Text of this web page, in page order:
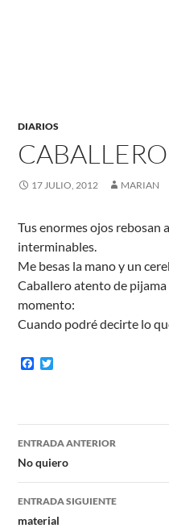
DIARIOS
CABALLERO
17 JULIO, 2012 MARIAN
Tus enormes ojos rebosan
interminables.
Me besas la mano y un
Caballero atento de
momento:
Cuando podré decirte lo
F
o
o
e
r
Navegación
de
entradas
ENTRADA ANTERIOR
No quiero
ENTRADA SIGUIENTE
material